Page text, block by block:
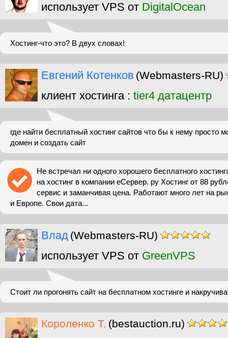
использует VPS от DigitalOcean
Хостинг-что это? В двух словах!
Евгений Котенков (Webmasters-RU)
клиент хостинга : tier4 датацентр
где найти бесплатный хостинг сайтов что бы к нему просто
домен и создать сайт
Не встречал ни одного хорошего бесплатного
на хостинг в компании еСервер. ру Хостинг от 88
сервис и заманчивая цена. Работают много лет на
и Европе. Свои дата...
Влад (Webmasters-RU)
использует VPS от GreenVPS
Стоит ли прогонять сайт на бесплатном хостинге и
Короленко Т. (bestauction.ru)